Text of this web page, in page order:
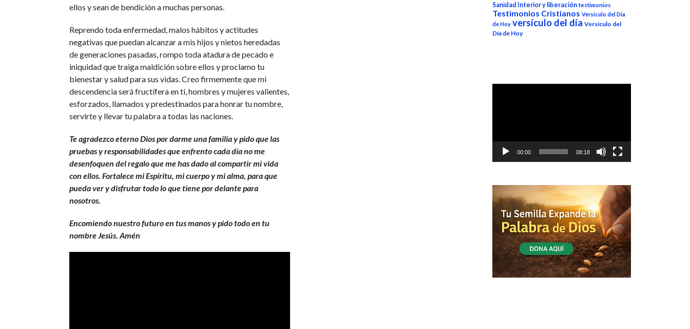
ellos y sean de bendición a muchas personas.
Reprendo toda enfermedad, malos hábitos y actitudes
negativas que puedan alcanzar a mis hijos y nietos heredadas
de generaciones pasadas, rompo toda atadura de pecado e
iniquidad que traiga maldición sobre ellos y proclamo tu
bienestar y salud para sus vidas. Creo firmemente que mi
descendencia será fructífera en ti, hombres y mujeres valientes,
esforzados, llamados y predestinados para honrar tu nombre,
servirte y llevar tu palabra a todas las naciones.
Te agradezco eterno Dios por darme una familia y pido que las
pruebas y responsabilidades que enfrento cada día no me
desenfoquen del regalo que me has dado al compartir mi vida
con ellos. Fortalece mi Espíritu, mi cuerpo y mi alma, para que
pueda ver y disfrutar todo lo que tiene por delante para
nosotros.
Encomiendo nuestro futuro en tus manos y pido todo en tu
nombre Jesús. Amén
Sanidad Interior y liberación testimonios
Testimonios Cristianos Versículo del Dia
de Hoy versículo del día Versículo del
Día de Hoy
Reproductor
00:00 08:18